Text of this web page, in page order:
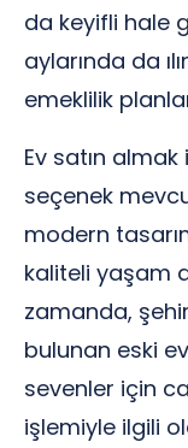
da keyifli hale
aylarında da
emeklilik
Ev satın
seçenek
modern
kaliteli yaşam
zamanda,
bulunan eski
sevenler için
işlemiyle ilgili